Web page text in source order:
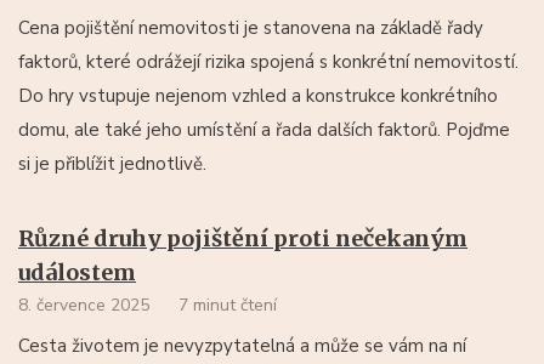
Cena pojištění nemovitosti je stanovena na základě řady
faktorů, které odrážejí rizika spojená s konkrétní nemovitostí.
Do hry vstupuje nejenom vzhled a konstrukce konkrétního
domu, ale také jeho umístění a řada dalších faktorů. Pojďme
si je přiblížit jednotlivě.
Různé druhy pojištění proti nečekaným
událostem
8. července 2025 7 minut čtení
Cesta životem je nevyzpytatelná a může se vám na ní